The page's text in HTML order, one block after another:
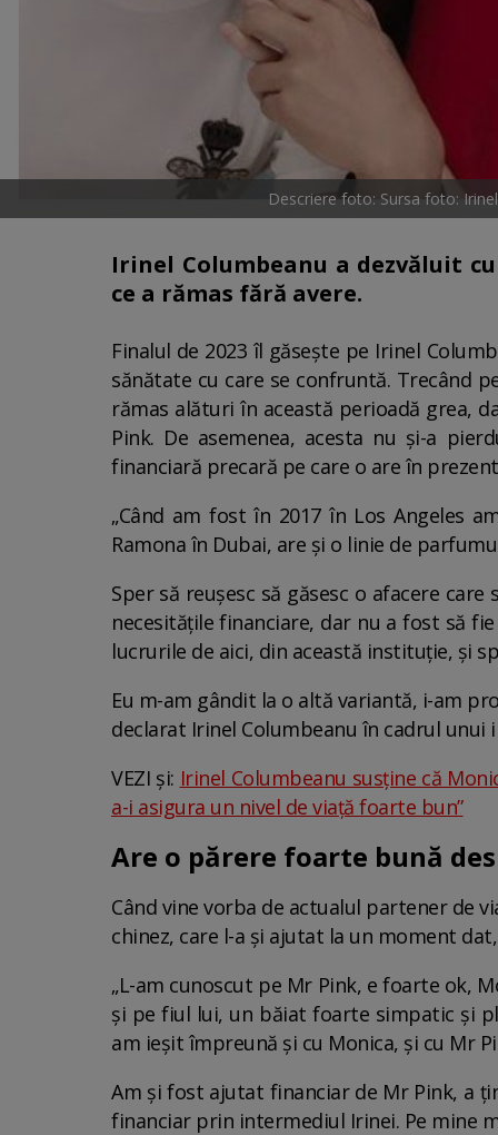
Descriere foto: Sursa foto:
Irinel Columbeanu a dezvăluit
ce a rămas fără avere.
Finalul de 2023 îl găsește pe Irinel
sănătate cu care se confruntă. Trecând
rămas alături în această perioadă grea,
Pink. De asemenea, acesta nu și-a
financiară precară pe care o are în
„Când am fost în 2017 în Los Angeles
Ramona în Dubai, are şi o linie de
Sper să reuşesc să găsesc o afacere
necesităţile financiare, dar nu a fost să
lucrurile de aici, din această instituţie, şi
Eu m-am gândit la o altă variantă, i-am
declarat Irinel Columbeanu în cadrul
VEZI și: Irinel Columbeanu susține că
a-i asigura un nivel de viaţă foarte bun”
Are o părere foarte bună
Când vine vorba de actualul partener de
chinez, care l-a și ajutat la un moment
„L-am cunoscut pe Mr Pink, e foarte ok,
şi pe fiul lui, un băiat foarte simpatic şi
am ieşit împreună şi cu Monica, şi cu Mr
Am şi fost ajutat financiar de Mr Pink, a
financiar prin intermediul Irinei. Pe mine